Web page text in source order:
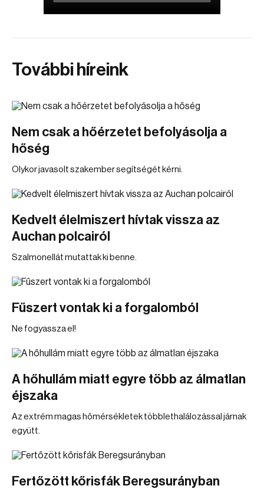
További híreink
Nem csak a hőérzetet befolyásolja a
hőség
Olykor javasolt szakember segítségét kérni.
Kedvelt élelmiszert hívtak vissza az
Auchan polcairól
Szalmonellát mutattak ki benne.
Fűszert vontak ki a forgalomból
Ne fogyassza el!
A hőhullám miatt egyre több az álmatlan
éjszaka
Az extrém magas hőmérsékletek többlethalálozással járnak
együtt.
Fertőzött kőrisfák Beregsurányban